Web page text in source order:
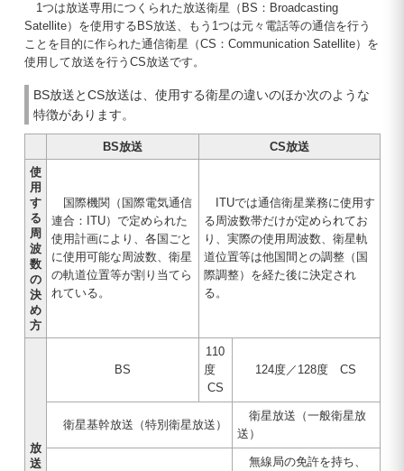
1つは放送専用につくられた放送衛星（BS：Broadcasting
Satellite）を使用するBS放送、もう1つは元々電話等の通信を行う
ことを目的に作られた通信衛星（CS：Communication Satellite）を
使用して放送を行うCS放送です。
BS放送とCS放送は、使用する衛星の違いのほか次のような
特徴があります。
BS放送
CS放送
使
用
す
る
周
波
数
の
決
め
方
国際機関（国際電気通信
連合：ITU）で定められた
使用計画により、各国ごと
に使用可能な周波数、衛星
の軌道位置等が割り当てら
れている。
ITUでは通信衛星業務に使用す
る周波数帯だけが定められてお
り、実際の使用周波数、衛星軌
道位置等は他国間との調整（国
際調整）を経た後に決定され
る。
放
送
BS
110
度
CS
124度／128度 CS
衛星基幹放送（特別衛星放送）
衛星放送（一般衛星放
送）
無線局の免許を持ち、